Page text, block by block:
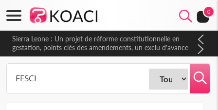
0
Sierra Leone : Un projet de réforme constitutionnelle en
gestation, points clés des amendements, un exclu d'avance